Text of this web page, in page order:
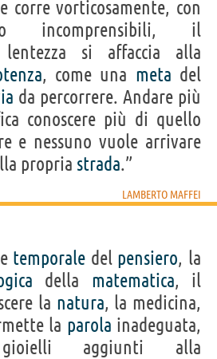
corre vorticosamente, con
incomprensibili, il
si affaccia alla
, come una meta del
da percorrere. Andare più
conoscere più di quello
e nessuno vuole arrivare
propria strada.”
LAMBERTO MAFFEI
temporale del pensiero, la
della matematica, il
la natura, la medicina,
la parola inadeguata,
gioielli aggiunti alla